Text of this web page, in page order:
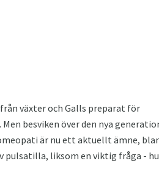
växter och Galls preparat för
besviken över den nya
är nu ett aktuellt ämne,
pulsatilla, liksom en viktig fråga -